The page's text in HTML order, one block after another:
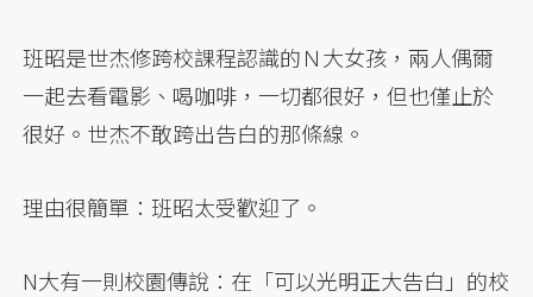
班昭是世杰修跨校課程認識的Ｎ大女孩，兩人偶爾
一起去看電影、喝咖啡，一切都很好，但也僅止於
很好。世杰不敢跨出告白的那條線。
理由很簡單：班昭太受歡迎了。
N大有一則校園傳說：在「可以光明正大告白」的校